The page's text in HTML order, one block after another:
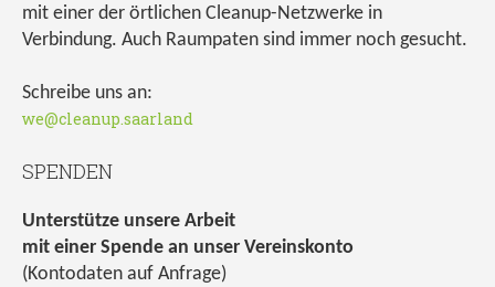
mit einer der örtlichen Cleanup-Netzwerke in
Verbindung. Auch Raumpaten sind immer noch gesucht.
Schreibe uns an:
we@cleanup.saarland
SPENDEN
Unterstütze unsere Arbeit
mit einer Spende an unser Vereinskonto
(Kontodaten auf Anfrage)